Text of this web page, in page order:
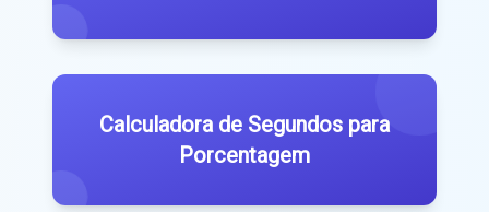
Calculadora de Segundos para
Porcentagem